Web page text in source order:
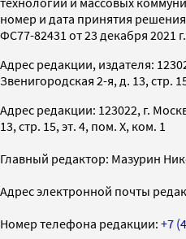
номер и дата принятия
ФС77-82431 от 23 декабря 2021 г.
Адрес редакции, издателя:
Звенигородская 2-я, д. 13, стр.
Адрес редакции: 123022, г.
13, стр. 15, эт. 4, пом. X, ком. 1
Главный редактор: Мазурин
Адрес электронной почты
Номер телефона редакции: +7